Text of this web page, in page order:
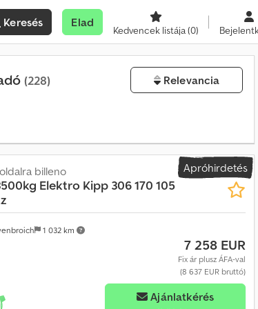
Keresés Elad
Kedvencek listája(0)
(228) Relevancia
Apróhirdetés
1 032 km
billeno
Elektro Kipp 306 170 105
7 258 EUR
Fix ár plusz ÁFA-val
(8 637 EUR bruttó)
Ajánlatkérés